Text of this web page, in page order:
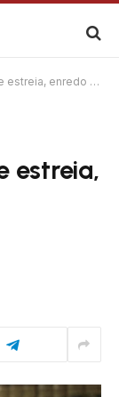
e elenco da 4ª temporada
estreia,